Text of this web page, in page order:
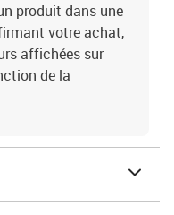
produit dans une
votre achat,
affichées sur
de la